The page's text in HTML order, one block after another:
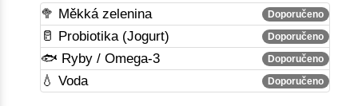
🥦 Měkká zelenina Doporučeno
🥛 Probiotika (Jogurt) Doporučeno
🐟 Ryby / Omega-3 Doporučeno
💧 Voda Doporučeno